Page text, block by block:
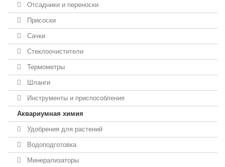
Отсадники и переноски
Присоски
Сачки
Стеклоочистители
Термометры
Шланги
Инструменты и приспособления
Аквариумная химия
Удобрения для растений
Водоподготовка
Минерализаторы